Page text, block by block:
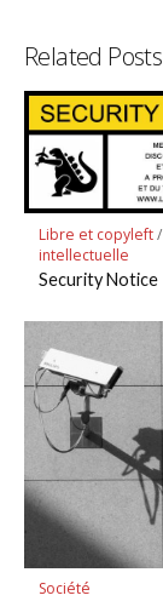
Related Posts
Libre et copyleft/
intellectuelle
Security Notice
Société